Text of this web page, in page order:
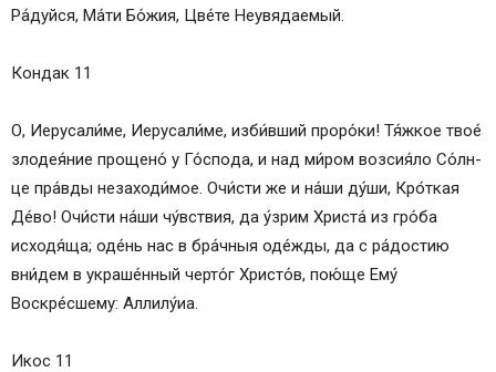
Ра́­дуй­ся, Ма́­ти Бо́­жия, Цве́­те Не­увя­да­емый.
Кондак 11
О, Иеру­са­ли́­ме, Иеру­са­ли́­ме, изби́вший про­ро́­ки! Тя́жкое твое́
злодея́ние прощено́ у Го́с­по­да, и над ми́­ром возсия́ло Со́лн­
це пра́в­ды незаходи́мое. Очи́с­ти же и на́ши ду́­ши, Кро́ткая
Де́­во! Очи́с­ти на́ши чу́вст­вия, да у́зрим Хри­ста́ из гро́­ба
исходя́ща; оде́нь нас в бра́чныя оде́жды, да с ра́­дос­тию
вни́дем в укра­ше́н­ный черто́г Хрис­то́в, пою́­ще Ему́
Воскре́сшему: Алли­лу́иа.
Икос 11